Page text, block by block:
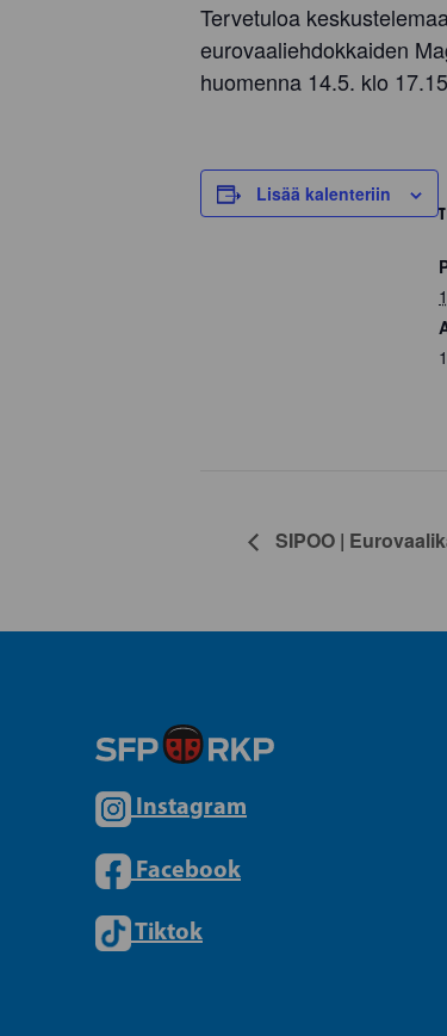
Tervetuloa
eurovaaliehdokkaiden
huomenna 14.5. klo
Lisää kalenteriin
SIPOO |
Instagram
Facebook
Tiktok